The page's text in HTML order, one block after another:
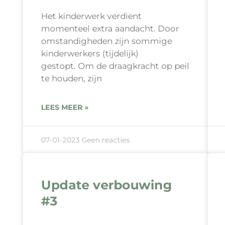
Het kinderwerk verdient
momenteel extra aandacht. Door
omstandigheden zijn sommige
kinderwerkers (tijdelijk)
gestopt. Om de draagkracht op peil
te houden, zijn
LEES MEER »
07-01-2023 Geen reacties
Update verbouwing
#3